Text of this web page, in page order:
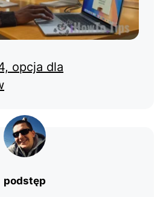
opcja dla
podstęp